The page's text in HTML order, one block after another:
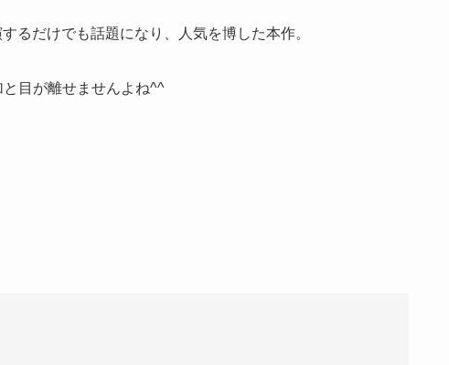
るだけでも話題になり、人気を博した本作。
目が離せませんよね^^